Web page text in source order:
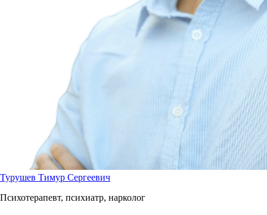
Турушев Тимур Сергеевич
Психотерапевт, психиатр, нарколог